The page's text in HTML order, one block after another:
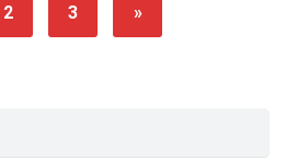
2 3 »